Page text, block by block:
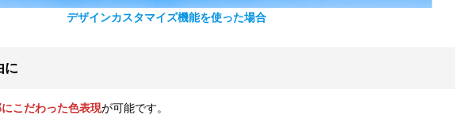
デザインカスタマイズ機能を使った場合
に
こだわった色表現が可能です。